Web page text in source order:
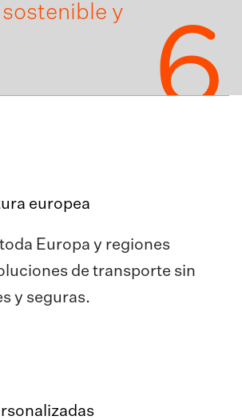
y
6
europea
Europa y regiones
de transporte sin
y seguras.